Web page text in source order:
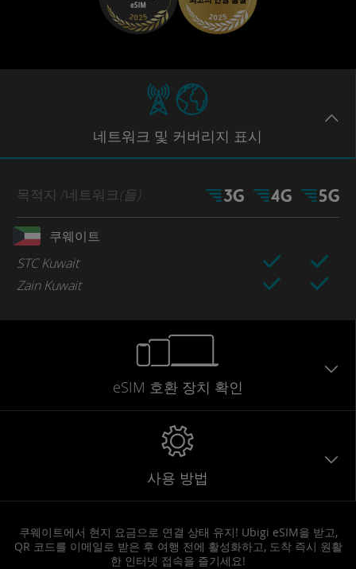
네트워크 및 커버리지 표시
목적지 /네트워크(들)
쿠웨이트
STC Kuwait
Zain Kuwait
eSIM 호환 장치 확인
사용 방법
쿠웨이트에서 현지 요금으로 연결 상태 유지! Ubigi eSIM을 받고,
QR 코드를 이메일로 받은 후 여행 전에 활성화하고, 도착 즉시 원활
한 인터넷 접속을 즐기세요!